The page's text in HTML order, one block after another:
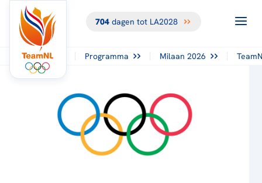
704dagen tot LA2028
Programma Milaan 2026